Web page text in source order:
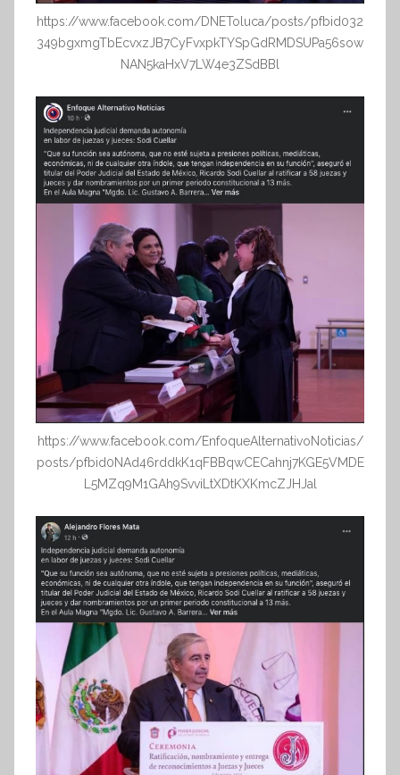
https://www.facebook.com/DNEToluca/posts/pfbid032
349bgxmgTbEcvxzJB7CyFvxpkTYSpGdRMDSUPa56sow
NAN5kaHxV7LW4e3ZSdBBl
https://www.facebook.com/EnfoqueAlternativoNoticias/
posts/pfbid0NAd46rddkK1qFBBqwCECahnj7KGE5VMDE
L5MZq9M1GAh9SvviLtXDtKXKmcZJHJal